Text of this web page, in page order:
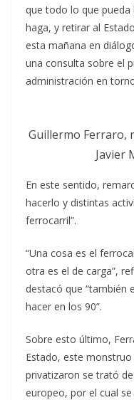
que todo lo que
haga, y retirar al
esta mañana en
una consulta sobre el
administración en
Guillermo Ferraro,
Javier
En este sentido,
hacerlo y distintas
ferrocarril”.
“Una cosa es el
otra es el de carga”,
destacó que “también
hacer en los 90”.
Sobre esto último,
Estado, este
privatizaron se trató
europeo, por el cual